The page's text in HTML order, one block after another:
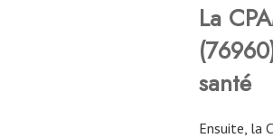
La
santé
Ensuite, la